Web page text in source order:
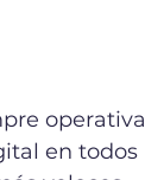
operativa
en todos